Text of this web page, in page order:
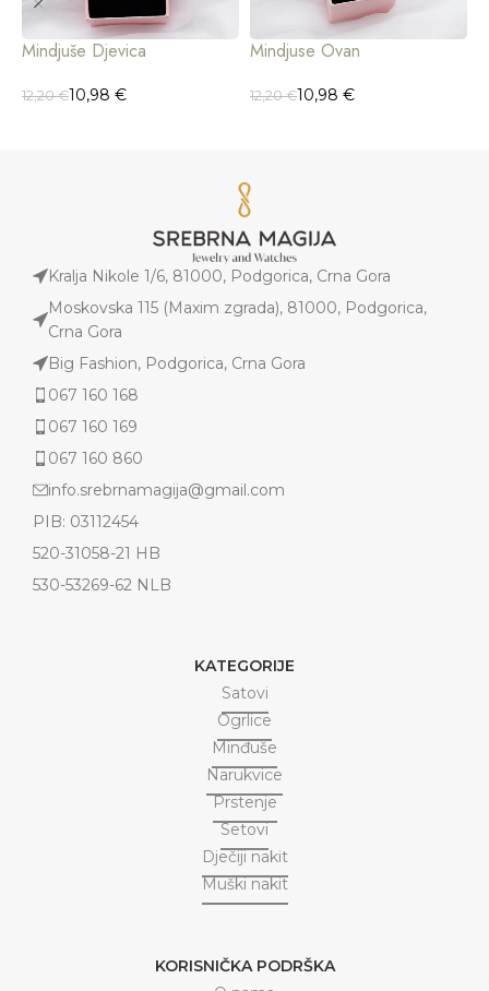
Mindjuše Djevica
12,20€10,98 €
Mindjuse Ovan
12,20€10,98 €
Kralja Nikole 1/6, 81000, Podgorica, Crna Gora
Moskovska 115 (Maxim zgrada), 81000, Podgorica,
Crna Gora
Big Fashion, Podgorica, Crna Gora
067 160 168
067 160 169
067 160 860
info.srebrnamagija@gmail.com
PIB: 03112454
520-31058-21 HB
530-53269-62 NLB
KATEGORIJE
Satovi
Ogrlice
Minđuše
Narukvice
Prstenje
Setovi
Dječiji nakit
Muški nakit
KORISNIČKA PODRŠKA